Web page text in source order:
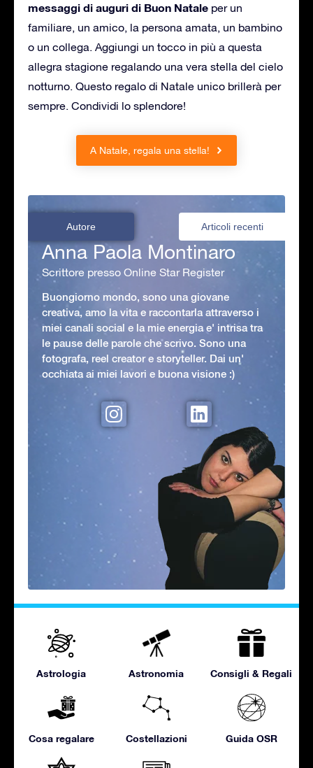
messaggi di auguri di Buon Natale per un
familiare, un amico, la persona amata, un bambino
o un collega. Aggiungi un tocco in più a questa
allegra stagione regalando una vera stella del cielo
notturno. Questo regalo di Natale unico brillerà per
sempre. Condividi lo splendore!
A Natale, regala una stella!
Autore Articoli recenti
Anna Paola Montinaro
Scrittore presso Online Star Register
Buongiorno mondo, sono una giovane
creativa, amo la vita e raccontarla attraverso i
miei canali social e la mie energia e' intrisa tra
le pause delle parole che scrivo. Sono una
fotografa, reel creator e storyteller. Dai un'
occhiata ai miei lavori e buona visione :)
Astrologia Astronomia Consigli & Regali
Cosa regalare Costellazioni Guida OSR